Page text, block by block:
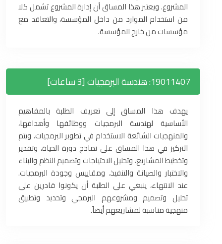
المشروع. ويعتبر هذا المساق أن إدارة المشروع تشمل كلا
من استخدام الموارد من داخل المؤسسة، والتعاقد مع
مؤسسات من خارج المؤسسة.
19011407: هندسة البرمجيات [3 ساعات]
يهدف هذا المساق إلى تعريف الطلبة بالمفاهيم
الأساسية لهندسة البرمجيات ووظائفها وأهدافها،
والمنهجيات الشائعة الاستخدام في تطوير البرمجيات. ويتم
التركيز في هذا المساق على نماذج دورة الحياة، وتقدير
وتخطيط المشاريع، وتحليل الاحتياجات وتصميم النظم والبناء
والاختبار والصيانة والتنفيذ، ومقاييس وجودة البرمجيات.
عند الانتهاء، ينبغي على الطلبة أن يكونوا قادرين على
تحليل وتصميم ومشروعهم البرمجي وتحديد وتطبيق
منهجية مناسبة لمشاريعهم أيضاً.